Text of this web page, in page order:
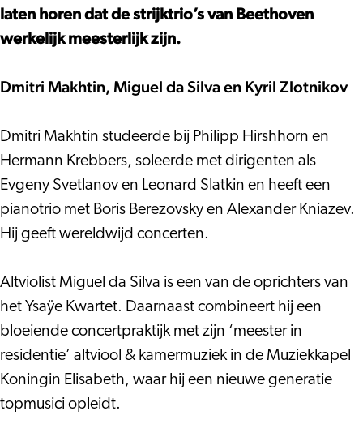
&
Kyril
–
Beethoven
da
Silva
Kyril
–
Just
Beethoven
laten horen dat de strijktrio’s van Beethoven
werkelijk meesterlijk zijn.
Dmitri Makhtin, Miguel da Silva en Kyril Zlotnikov
Dmitri Makhtin studeerde bij Philipp Hirshhorn en
Hermann Krebbers, soleerde met dirigenten als
Evgeny Svetlanov en Leonard Slatkin en heeft een
pianotrio met Boris Berezovsky en Alexander Kniazev.
Hij geeft wereldwijd concerten.
Altviolist Miguel da Silva is een van de oprichters van
het Ysaÿe Kwartet. Daarnaast combineert hij een
bloeiende concertpraktijk met zijn ‘meester in
residentie’ altviool & kamermuziek in de Muziekkapel
Koningin Elisabeth, waar hij een nieuwe generatie
topmusici opleidt.